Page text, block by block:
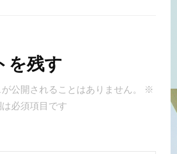
を残す
公開されることはありません。
※
必須項目です